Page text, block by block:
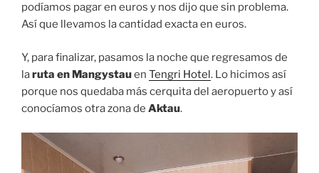
podíamos pagar en euros y nos dijo que sin problema.
Así que llevamos la cantidad exacta en euros.
Y, para finalizar, pasamos la noche que regresamos de
laruta en Mangystauen Tengri Hotel. Lo hicimos así
porque nos quedaba más cerquita del aeropuerto y así
conocíamos otra zona de Aktau.